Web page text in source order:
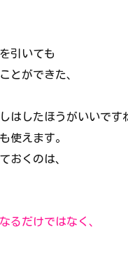
引いても
とができた、
はしたほうがいいです
使えます。
おくのは、
るだけではなく、